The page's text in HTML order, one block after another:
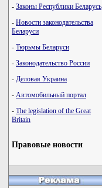
- Законы Республики Беларусь
- Новости законодательства
Беларуси
- Тюрьмы Беларуси
- Законодательство России
- Деловая Украина
- Автомобильный портал
- The legislation of the Great
Britain
Правовые новости